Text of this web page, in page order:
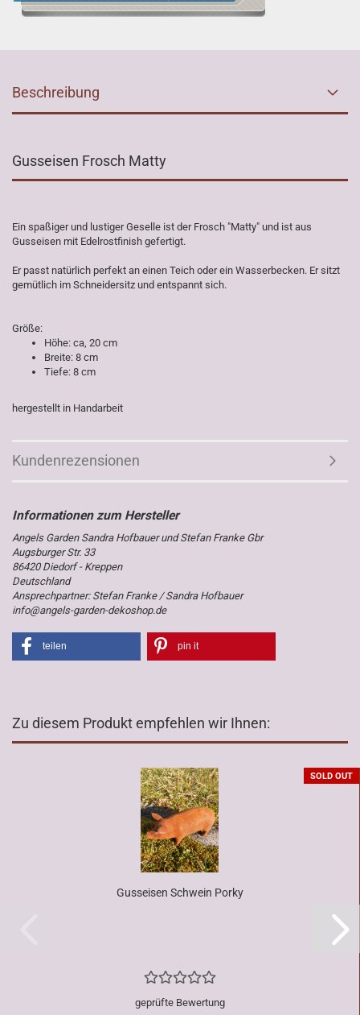
Beschreibung
Gusseisen Frosch Matty
Ein spaßiger und lustiger Geselle ist der Frosch "Matty" und ist aus
Gusseisen mit Edelrostfinish gefertigt.
Er passt natürlich perfekt an einen Teich oder ein Wasserbecken. Er sitzt
gemütlich im Schneidersitz und entspannt sich.
Größe:
Höhe: ca, 20 cm
Breite: 8 cm
Tiefe: 8 cm
hergestellt in Handarbeit
Kundenrezensionen
Angels Garden Sandra Hofbauer und Stefan Franke Gbr
Augsburger Str. 33
86420 Diedorf - Kreppen
Deutschland
Ansprechpartner: Stefan Franke / Sandra Hofbauer
info@angels-garden-dekoshop.de
teilen pin it
Zu diesem Produkt empfehlen wir Ihnen:
SOLD OUT
Gusseisen Schwein Porky
geprüfte Bewertung